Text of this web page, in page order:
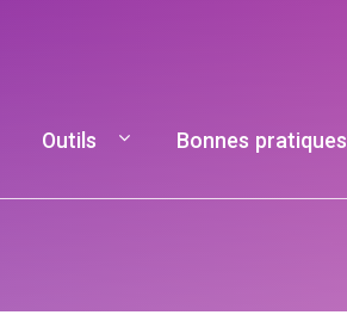
principale
Outils Bonnes pratiques